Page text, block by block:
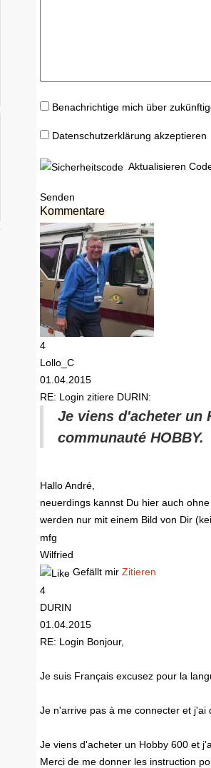
Benachrichtige mich über
Datenschutzerklärung akzeptieren
Aktualisieren
Senden
Kommentare
4
Lollo_C
01.04.2015
RE: Login zitiere DURIN:
Je viens d'acheter un
communauté HOBBY.
Hallo André,
neuerdings kannst Du hier auch
werden nur mit einem Bild von Dir
mfg
Wilfried
Gefällt mir Zitieren
4
DURIN
01.04.2015
RE: Login Bonjour,
Je suis Français excusez pour la
Je n'arrive pas à me connecter et j'ai
Je viens d'acheter un Hobby 600 et
Merci de me donner les instruction